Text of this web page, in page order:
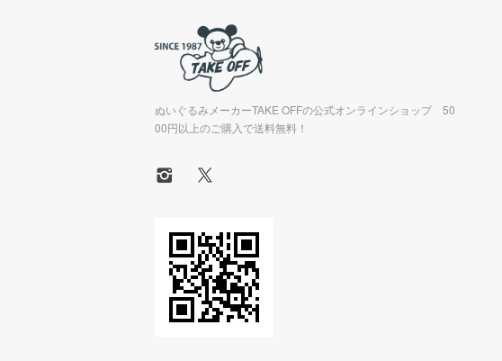
ぬいぐるみメーカーTAKE OFFの公式オンラインショップ 50
00円以上のご購入で送料無料！